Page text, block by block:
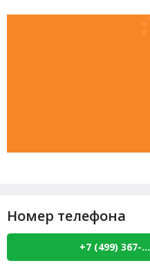
Номер телефона
+7 (499) 367-...